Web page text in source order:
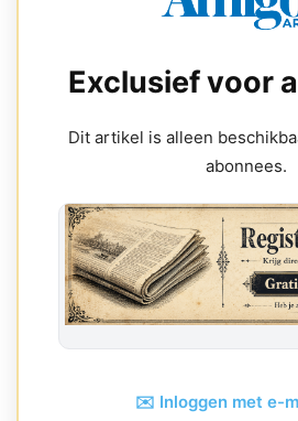
Exclusief voor
Dit artikel is alleen
abonnees.
✉️ Inloggen met e-